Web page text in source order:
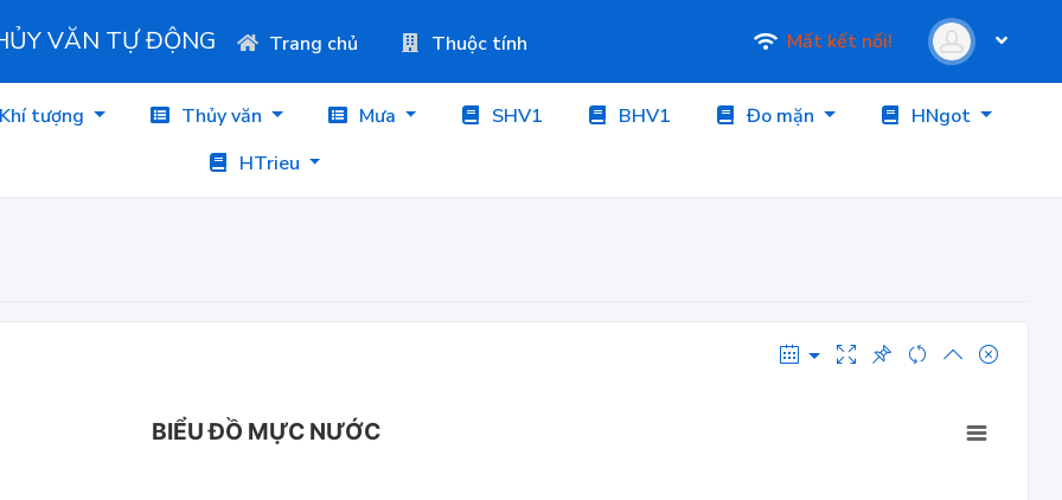
VĂN TỰ ĐỘNG Trang chủ Thuộc tính Mất kết nối!
Khí tượng Thủy văn Mưa SHV1 BHV1 Đo mặn
HNgot
HTrieu
BIỂU ĐỒ MỰC NƯỚC